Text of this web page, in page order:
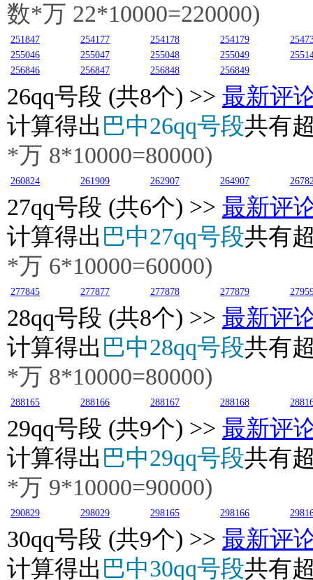
数*万 22*10000=220000)
251847 254177 254178 254179
255046
255047 255048 255049
256846
256847 256848 256849
26qq号段 (共8个) >> 最新评
计算得出 巴中26qq号段共有
*万 8*10000=80000)
260824 261909 262907 264907
27qq号段 (共6个) >> 最新评
计算得出 巴中27qq号段共有
*万 6*10000=60000)
277845 277877 277878 277879
28qq号段 (共8个) >> 最新评
计算得出 巴中28qq号段共有
*万 8*10000=80000)
288165 288166 288167 288168
29qq号段 (共9个) >> 最新评
计算得出 巴中29qq号段共有
*万 9*10000=90000)
290829 298029 298165 298166
30qq号段 (共9个) >> 最新评
计算得出 巴中30qq号段共有